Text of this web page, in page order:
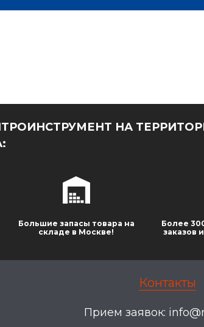
НА
Большие запасы товара на
складе в Москве!
Более
заказов
Контакты
Прием заявок: